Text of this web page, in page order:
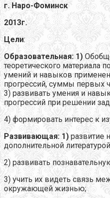
г. Наро-Фоминск
2013г.
Цели:
Образовательная: 1)
теоретического материала
умений и навыков
прогрессий, суммы первых
3) развивать умения и
прогрессий при решении
4) формировать интерес к
Развивающая: 1) развитие
дополнительной
2) развивать
3) учить их видеть связь
окружающей жизнью;